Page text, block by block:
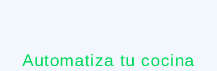
Automatiza tu cocina